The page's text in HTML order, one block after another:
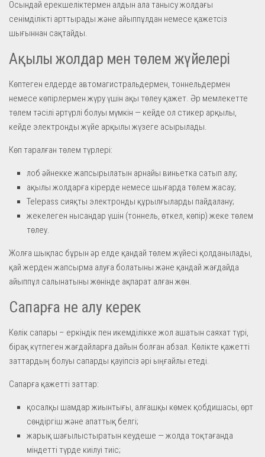
Осындай ерекшеліктермен алдын ала танысу жолдағы
сенімділікті арттырады және айыппұлдан немесе қажетсіз
шығыннан сақтайды.
Ақылы жолдар мен төлем жүйелері
Көптеген елдерде автомагистральдермен, тоннельдермен
немесе көпірлермен жүру үшін ақы төлеу қажет. Әр мемлекетте
төлем тәсілі әртүрлі болуы мүмкін — кейде ол стикер арқылы,
кейде электронды жүйе арқылы жүзеге асырылады.
Көп таралған төлем түрлері:
лоб әйнекке жапсырылатын арнайы виньетка сатып алу;
ақылы жолдарға кірерде немесе шығарда төлем жасау;
Telepass сияқты электронды құрылғыларды пайдалану;
жекелеген нысандар үшін (тоннель, өткел, көпір) жеке төлем
төлеу.
Жолға шықпас бұрын әр елде қандай төлем жүйесі қолданылады,
қай жерден жапсырма алуға болатыны және қандай жағдайда
айыппұл салынатыны жөнінде ақпарат алған жөн.
Сапарға не алу керек
Көлік сапары – еркіндік пен икемділікке жол ашатын саяхат түрі,
бірақ күтпеген жағдайларға дайын болған абзал. Көлікте қажетті
заттардың болуы сапарды қауіпсіз әрі ыңғайлы етеді.
Сапарға қажетті заттар:
қосалқы шамдар жиынтығы, алғашқы көмек қобдишасы, өрт
сөндіргіш және апаттық белгі;
жарық шағылыстыратын кеудеше — жолда тоқтағанда
міндетті түрде киілуі тиіс;